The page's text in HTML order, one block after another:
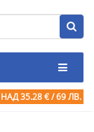
НАД 35.28 € / 69 ЛВ.